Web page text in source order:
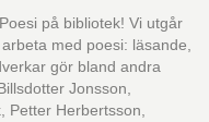
på bibliotek! Vi utgår
med poesi: läsande,
gör bland andra
Jonsson,
Petter Herbertsson,